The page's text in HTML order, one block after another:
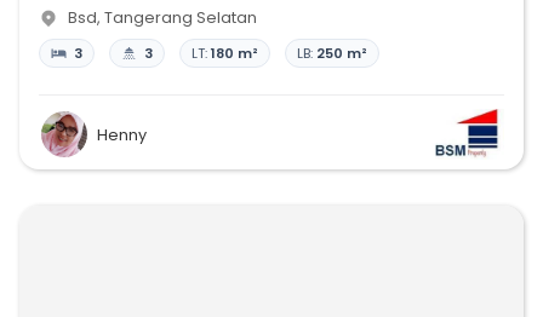
Bsd, Tangerang Selatan
3 3 LT:180 m² LB: 250 m²
Henny